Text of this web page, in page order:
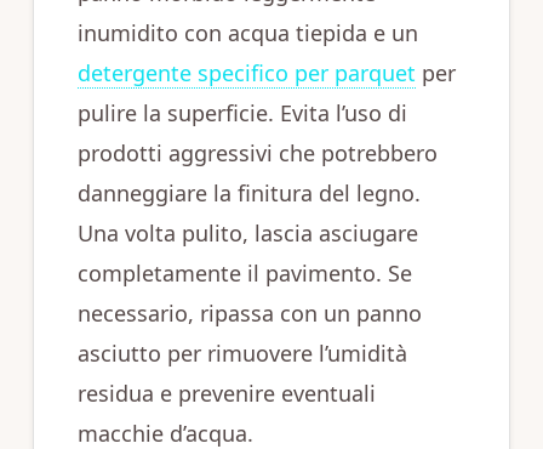
inumidito con acqua tiepida e un
detergente specifico per parquet per
pulire la superficie. Evita l’uso di
prodotti aggressivi che potrebbero
danneggiare la finitura del legno.
Una volta pulito, lascia asciugare
completamente il pavimento. Se
necessario, ripassa con un panno
asciutto per rimuovere l’umidità
residua e prevenire eventuali
macchie d’acqua.